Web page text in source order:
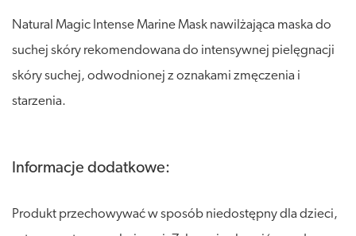
Natural Magic Intense Marine Mask nawilżająca maska do
suchej skóry rekomendowana do intensywnej pielęgnacji
skóry suchej, odwodnionej z oznakami zmęczenia i
starzenia.
Informacje dodatkowe:
Produkt przechowywać w sposób niedostępny dla dzieci,